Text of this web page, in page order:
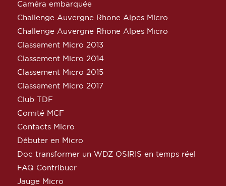
Caméra embarquée
Challenge Auvergne Rhone Alpes Micro
Challenge Auvergne Rhone Alpes Micro
Classement Micro 2013
Classement Micro 2014
Classement Micro 2015
Classement Micro 2017
Club TDF
Comité MCF
Contacts Micro
Débuter en Micro
Doc transformer un WDZ OSIRIS en temps réel
FAQ Contribuer
Jauge Micro